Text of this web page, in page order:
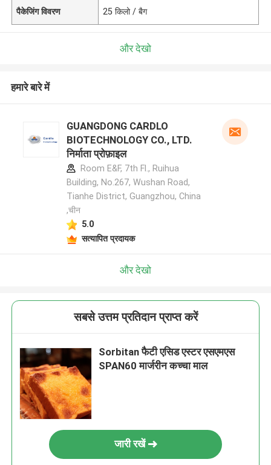
पैकेजिंग विवरण 25 किलो / बैग
और देखो
हमारे बारे में
GUANGDONG CARDLO
BIOTECHNOLOGY CO., LTD.
निर्माता प्रोफ़ाइल
Room E&F, 7th Fl., Ruihua
Building, No.267, Wushan Road,
Tianhe District, Guangzhou, China
,चीन
5.0
सत्यापित प्रदायक
और देखो
सबसे उत्तम प्रतिदान प्राप्त करें
Sorbitan फैटी एसिड एस्टर एसएमएस
SPAN60 मार्जरीन कच्चा माल
जारी रखें